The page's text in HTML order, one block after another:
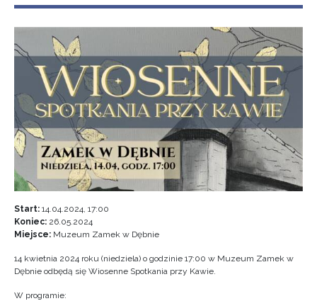
Start: 14.04.2024, 17:00
Koniec: 26.05.2024
Miejsce: Muzeum Zamek w Dębnie
14 kwietnia 2024 roku (niedziela) o godzinie 17:00 w Muzeum Zamek w
Dębnie odbędą się Wiosenne Spotkania przy Kawie.
W programie: